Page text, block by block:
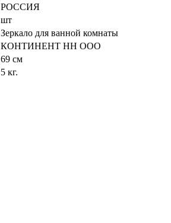
РОССИЯ
шт
Зеркало для ванной комнаты
КОНТИНЕНТ НН ООО
69 см
5 кг.